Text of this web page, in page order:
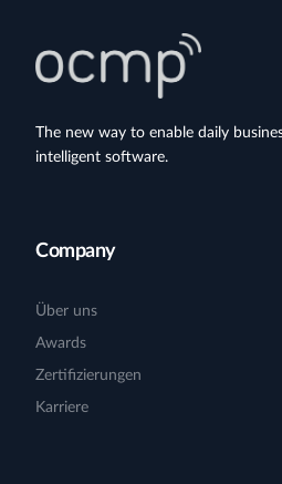
The new way to enable daily
intelligent software.
Company
Über uns
Awards
Zertifizierungen
Karriere